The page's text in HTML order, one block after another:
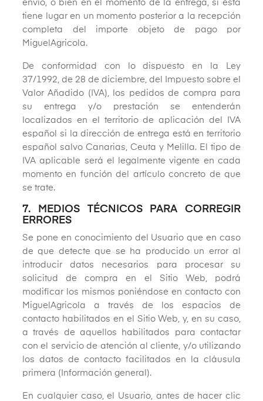
envío, o bien en el momento de la entrega, si ésta
tiene lugar en un momento posterior a la recepción
completa del importe objeto de pago por
MiguelAgricola.
De conformidad con lo dispuesto en la Ley
37/1992, de 28 de diciembre, del Impuesto sobre el
Valor Añadido (IVA), los pedidos de compra para
su entrega y/o prestación se entenderán
localizados en el territorio de aplicación del IVA
español si la dirección de entrega está en territorio
español salvo Canarias, Ceuta y Melilla. El tipo de
IVA aplicable será el legalmente vigente en cada
momento en función del artículo concreto de que
se trate.
7. MEDIOS TÉCNICOS PARA CORREGIR
ERRORES
Se pone en conocimiento del Usuario que en caso
de que detecte que se ha producido un error al
introducir datos necesarios para procesar su
solicitud de compra en el Sitio Web, podrá
modificar los mismos poniéndose en contacto con
MiguelAgricola a través de los espacios de
contacto habilitados en el Sitio Web, y, en su caso,
a través de aquellos habilitados para contactar
con el servicio de atención al cliente, y/o utilizando
los datos de contacto facilitados en la cláusula
primera (Información general).
En cualquier caso, el Usuario, antes de hacer clic